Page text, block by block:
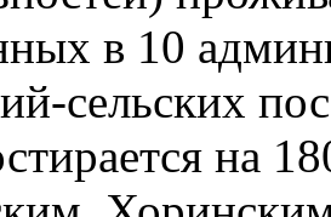
в 10
сельских
на